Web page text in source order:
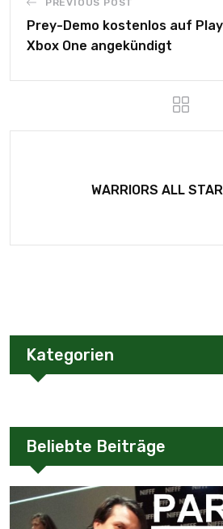
PREVIOUS POST
Prey-Demo kostenlos auf
Xbox One angekündigt
WARRIORS ALL
Kategorien
Beliebte Beiträge